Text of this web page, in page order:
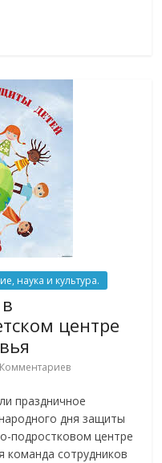
наука и культура.
центре
праздничное
дня защиты
подростковом центре
команда сотрудников